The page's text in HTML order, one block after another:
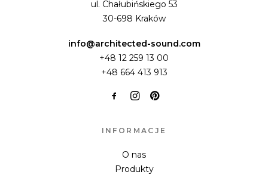
ul. Chałubińskiego 53
30-698 Kraków
info@architected-sound.com
+48 12 259 13 00
+48 664 413 913
INFORMACJE
O nas
Produkty